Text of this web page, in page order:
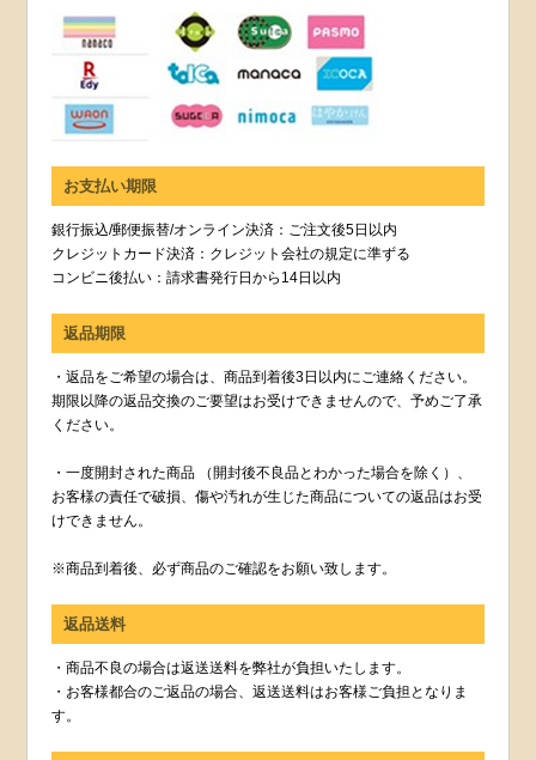
お支払い期限
銀行振込/郵便振替/オンライン決済：ご注文後5日以内
クレジットカード決済：クレジット会社の規定に準ずる
コンビニ後払い：請求書発行日から14日以内
返品期限
・返品をご希望の場合は、商品到着後3日以内にご連絡ください。
期限以降の返品交換のご要望はお受けできませんので、予めご了承
ください。
・一度開封された商品 （開封後不良品とわかった場合を除く）、
お客様の責任で破損、傷や汚れが生じた商品についての返品はお受
けできません。
※商品到着後、必ず商品のご確認をお願い致します。
返品送料
・商品不良の場合は返送送料を弊社が負担いたします。
・お客様都合のご返品の場合、返送送料はお客様ご負担となりま
す。